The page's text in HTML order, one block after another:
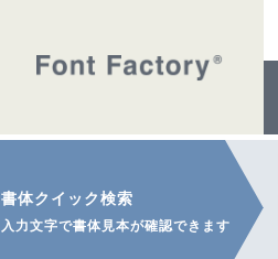
書体クイック検索
入力文字で書体見本が確認できます